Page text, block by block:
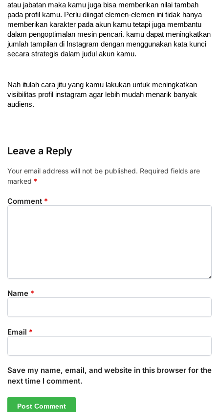
atau jabatan maka kamu juga bisa memberikan nilai tambah
pada profil kamu. Perlu diingat elemen-elemen ini tidak hanya
memberikan karakter pada akun kamu tetapi juga membantu
dalam pengoptimalan mesin pencari. kamu dapat meningkatkan
jumlah tampilan di Instagram dengan menggunakan kata kunci
secara strategis dalam judul akun kamu.
Nah itulah cara jitu yang kamu lakukan untuk meningkatkan
visibilitas profil instagram agar lebih mudah menarik banyak
audiens.
Leave a Reply
Your email address will not be published. Required fields are
marked *
Comment *
Name *
Email *
Save my name, email, and website in this browser for the
next time I comment.